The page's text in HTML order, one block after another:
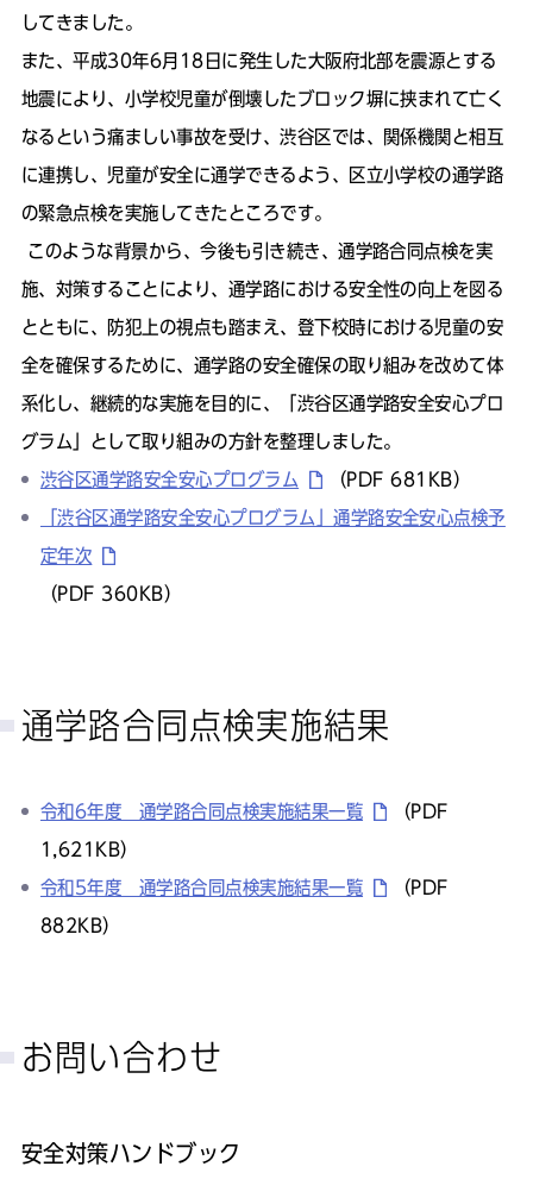
してきました。
また、平成30年6月18日に発生した大阪府北部を震源とする
地震により、小学校児童が倒壊したブロック塀に挟まれて亡く
なるという痛ましい事故を受け、渋谷区では、関係機関と相互
に連携し、児童が安全に通学できるよう、区立小学校の通学路
の緊急点検を実施してきたところです。
このような背景から、今後も引き続き、通学路合同点検を実
施、対策することにより、通学路における安全性の向上を図る
とともに、防犯上の視点も踏まえ、登下校時における児童の安
全を確保するために、通学路の安全確保の取り組みを改めて体
系化し、継続的な実施を目的に、「渋谷区通学路安全安心プロ
グラム」として取り組みの方針を整理しました。
渋谷区通学路安全安心プログラム
（PDF 681KB）
「渋谷区通学路安全安心プログラム」通学路安全安心点検予
定年次
（PDF 360KB）
通学路合同点検実施結果
令和6年度 通学路合同点検実施結果一覧
（PDF
1,621KB）
令和5年度 通学路合同点検実施結果一覧
（PDF
882KB）
お問い合わせ
安全対策ハンドブック